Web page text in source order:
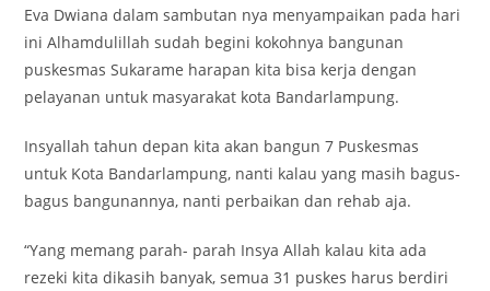
Eva Dwiana dalam sambutan nya menyampaikan pada hari
ini Alhamdulillah sudah begini kokohnya bangunan
puskesmas Sukarame harapan kita bisa kerja dengan
pelayanan untuk masyarakat kota Bandarlampung.
Insyallah tahun depan kita akan bangun 7 Puskesmas
untuk Kota Bandarlampung, nanti kalau yang masih bagus-
bagus bangunannya, nanti perbaikan dan rehab aja.
“Yang memang parah- parah Insya Allah kalau kita ada
rezeki kita dikasih banyak, semua 31 puskes harus berdiri